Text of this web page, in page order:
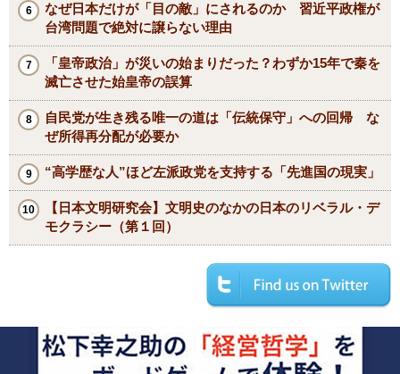
なぜ日本だけが「目の敵」にされるのか 習近平政権が
台湾問題で絶対に譲らない理由
「皇帝政治」が災いの始まりだった？わずか15年で秦を
滅亡させた始皇帝の誤算
自民党が生き残る唯一の道は「伝統保守」への回帰 な
ぜ所得再分配が必要か
“高学歴な人”ほど左派政党を支持する「先進国の現実」
【日本文明研究会】文明史のなかの日本のリベラル・デ
モクラシー（第１回）